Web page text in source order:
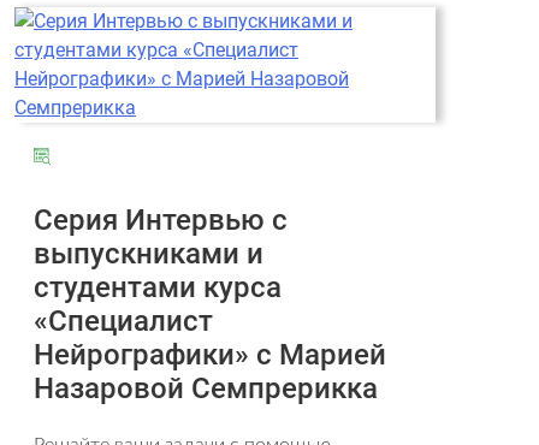
Серия Интервью с
выпускниками и
студентами курса
«Специалист
Нейрографики» с Марией
Назаровой Семпрерикка